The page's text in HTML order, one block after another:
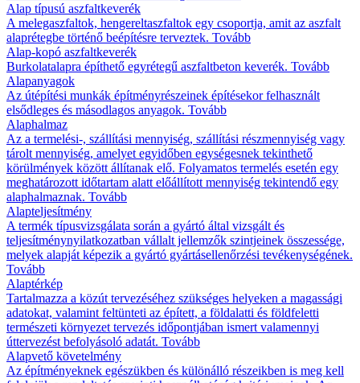
Alap típusú aszfaltkeverék
A melegaszfaltok, hengereltaszfaltok egy csoportja, amit az aszfalt
alaprétegbe történő beépítésre terveztek. Tovább
Alap-kopó aszfaltkeverék
Burkolatalapra építhető egyrétegű aszfaltbeton keverék. Tovább
Alapanyagok
Az útépítési munkák építményrészeinek építésekor felhasznált
elsődleges és másodlagos anyagok. Tovább
Alaphalmaz
Az a termelési-, szállítási mennyiség, szállítási részmennyiség vagy
tárolt mennyiség, amelyet egyidőben egységesnek tekinthető
körülmények között állítanak elő. Folyamatos termelés esetén egy
meghatározott időtartam alatt előállított mennyiség tekintendő egy
alaphalmaznak. Tovább
Alapteljesítmény
A termék típusvizsgálata során a gyártó által vizsgált és
teljesítménynyilatkozatban vállalt jellemzők szintjeinek összessége,
melyek alapját képezik a gyártó gyártásellenőrzési tevékenységének.
Tovább
Alaptérkép
Tartalmazza a közút tervezéséhez szükséges helyeken a magassági
adatokat, valamint feltünteti az épített, a földalatti és földfeletti
természeti környezet tervezés időpontjában ismert valamennyi
úttervezést befolyásoló adatát. Tovább
Alapvető követelmény
Az építményeknek egészükben és különálló részeikben is meg kell